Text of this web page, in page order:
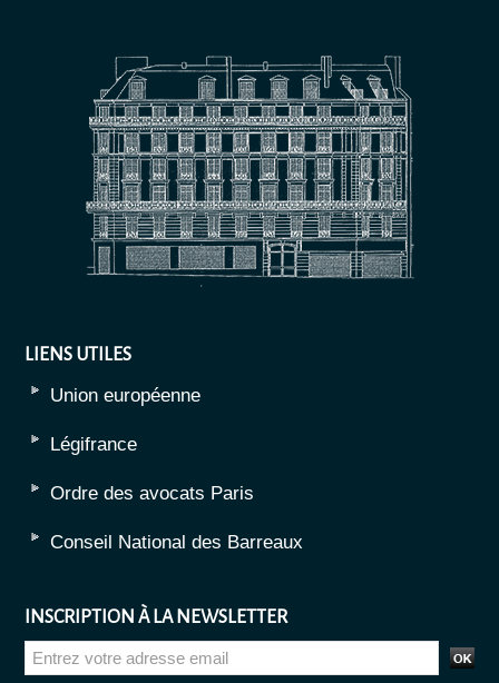
LIENS UTILES
Union européenne
Légifrance
Ordre des avocats Paris
Conseil National des Barreaux
INSCRIPTION À LA NEWSLETTER